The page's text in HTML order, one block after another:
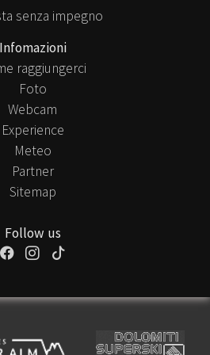
senza impegno
Infomazioni
raggiungerci
Foto
Webcam
Experience
Meteo
Partner
Sitemap
Follow us